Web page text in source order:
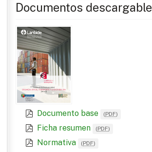
Documentos
Documento base (PDF)
Ficha resumen (PDF)
Normativa (PDF)